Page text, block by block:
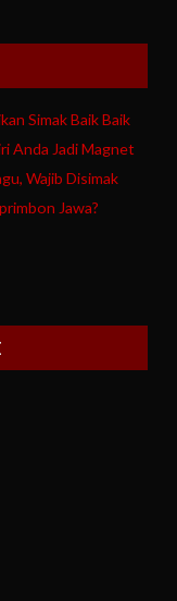
Simak Baik Baik
Anda Jadi Magnet
Wajib Disimak
Jawa?